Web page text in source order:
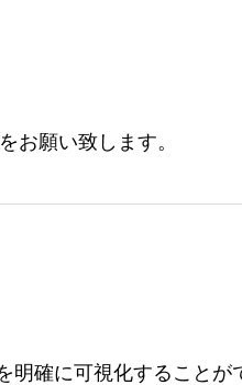
お願い致します。
明確に可視化することが